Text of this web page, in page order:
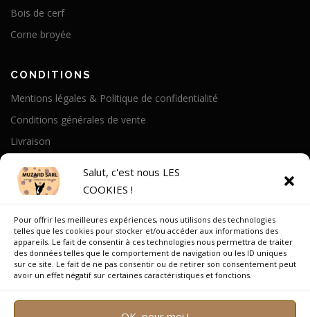
Salut, c'est nous LES
COOKIES !
Pour offrir les meilleures expériences, nous utilisons des technologies
telles que les cookies pour stocker et/ou accéder aux informations des
appareils. Le fait de consentir à ces technologies nous permettra de traiter
des données telles que le comportement de navigation ou les ID uniques
sur ce site. Le fait de ne pas consentir ou de retirer son consentement peut
avoir un effet négatif sur certaines caractéristiques et fonctions.
Bois de cerf
Corne broyée
CONDITIONS
Mentions légales & Politique de confidentialité
Conditions générales de vente
Livraison
Notre Histoire
On parle de nous
Recrutement